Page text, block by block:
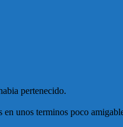
pertenecido.
unos terminos poco